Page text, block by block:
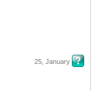
25, January